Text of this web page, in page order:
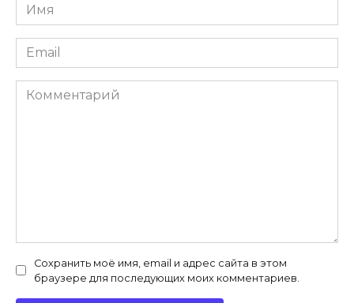
Имя
*
Email
*
Комментарий
Сохранить моё имя, email и адрес сайта в этом
браузере для последующих моих комментариев.